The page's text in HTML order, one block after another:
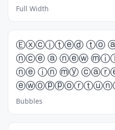
Full Width
Ⓔⓧⓒⓘⓣⓔⓓ ⓣⓞ
ⓝⓒⓔ ⓐ ⓝⓔⓦ
ⓝⓔ ⓘⓝ ⓜⓨ
Bubbles